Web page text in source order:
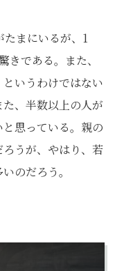
まにいるが、1
である。また、
いうわけではない
、半数以上の人が
思っている。親の
うが、やはり、若
のだろう。